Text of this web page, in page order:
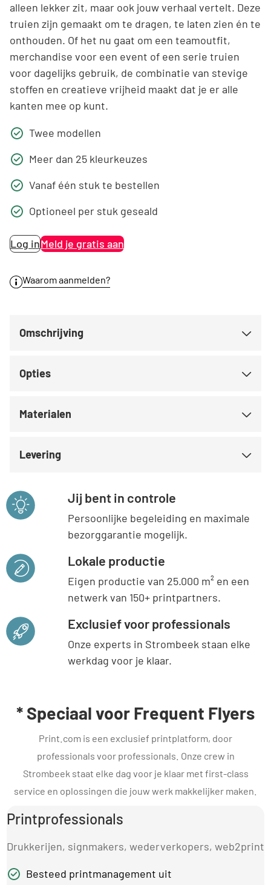
alleen lekker zit, maar ook jouw verhaal vertelt. Deze
truien zijn gemaakt om te dragen, te laten zien én te
onthouden. Of het nu gaat om een teamoutfit,
merchandise voor een event of een serie truien
voor dagelijks gebruik, de combinatie van stevige
stoffen en creatieve vrijheid maakt dat je er alle
kanten mee op kunt.
Twee modellen
Meer dan 25 kleurkeuzes
Vanaf één stuk te bestellen
Optioneel per stuk geseald
Log inMeld je gratis aan
Waarom aanmelden?
Omschrijving
Opties
Materialen
Levering
Jij bent in controle
Persoonlijke begeleiding en maximale
bezorggarantie mogelijk.
Lokale productie
Eigen productie van 25.000 m² en een
netwerk van 150+ printpartners.
Exclusief voor professionals
Onze experts in Strombeek staan elke
werkdag voor je klaar.
* Speciaal voor Frequent Flyers
Print.com is een exclusief printplatform, door
professionals voor professionals. Onze crew in
Strombeek staat elke dag voor je klaar met first-class
service en oplossingen die jouw werk makkelijker maken.
Printprofessionals
Drukkerijen, signmakers, wederverkopers, web2print
Besteed printmanagement uit